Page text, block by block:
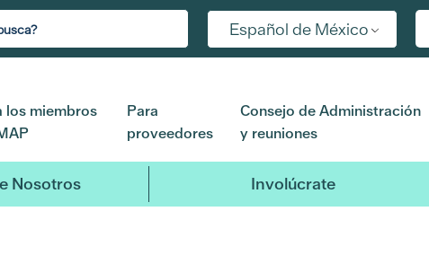
Español de México
los miembros
Para
proveedores
Consejo de Administración
y reuniones
Nosotros Involúcrate